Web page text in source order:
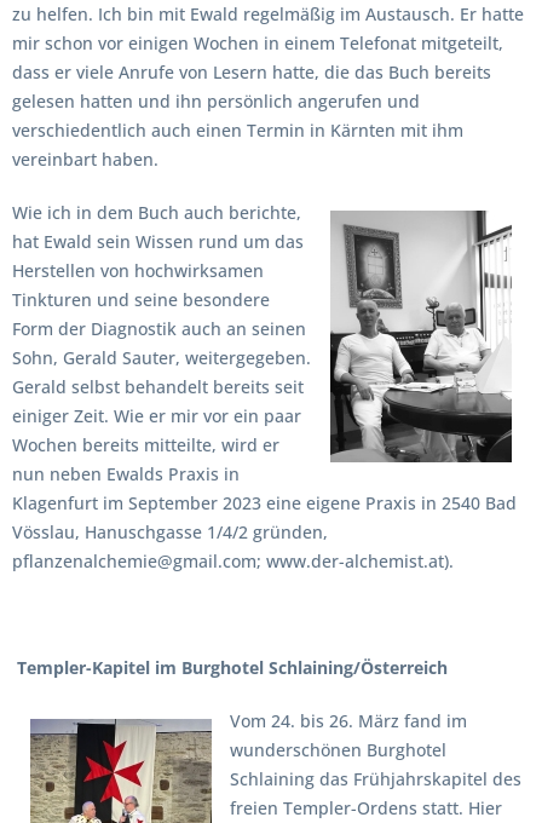
zu helfen. Ich bin mit Ewald regelmäßig im Austausch. Er hatte
mir schon vor einigen Wochen in einem Telefonat mitgeteilt,
dass er viele Anrufe von Lesern hatte, die das Buch bereits
gelesen hatten und ihn persönlich angerufen und
verschiedentlich auch einen Termin in Kärnten mit ihm
vereinbart haben.
Wie ich in dem Buch auch berichte,
hat Ewald sein Wissen rund um das
Herstellen von hochwirksamen
Tinkturen und seine besondere
Form der Diagnostik auch an seinen
Sohn, Gerald Sauter, weitergegeben.
Gerald selbst behandelt bereits seit
einiger Zeit. Wie er mir vor ein paar
Wochen bereits mitteilte, wird er
nun neben Ewalds Praxis in
Klagenfurt im September 2023 eine eigene Praxis in 2540 Bad
Vösslau, Hanuschgasse 1/4/2 gründen,
pflanzenalchemie@gmail.com; www.der-alchemist.at).
Templer-Kapitel im Burghotel Schlaining/Österreich
Vom 24. bis 26. März fand im
wunderschönen Burghotel
Schlaining das Frühjahrskapitel des
freien Templer-Ordens statt. Hier